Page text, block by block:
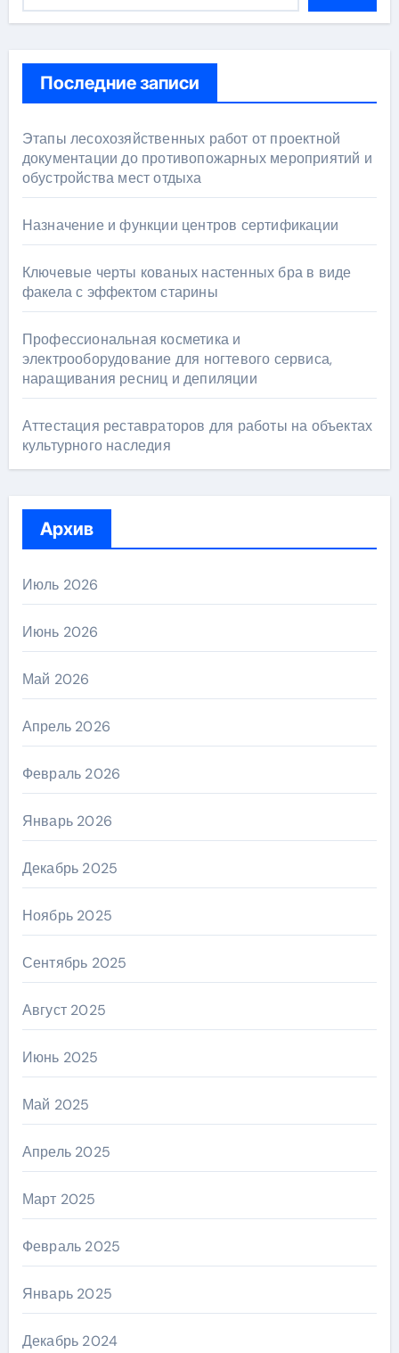
Последние записи
Этапы лесохозяйственных работ от проектной
документации до противопожарных мероприятий и
обустройства мест отдыха
Назначение и функции центров сертификации
Ключевые черты кованых настенных бра в виде
факела с эффектом старины
Профессиональная косметика и
электрооборудование для ногтевого сервиса,
наращивания ресниц и депиляции
Аттестация реставраторов для работы на объектах
культурного наследия
Архив
Июль 2026
Июнь 2026
Май 2026
Апрель 2026
Февраль 2026
Январь 2026
Декабрь 2025
Ноябрь 2025
Сентябрь 2025
Август 2025
Июнь 2025
Май 2025
Апрель 2025
Март 2025
Февраль 2025
Январь 2025
Декабрь 2024